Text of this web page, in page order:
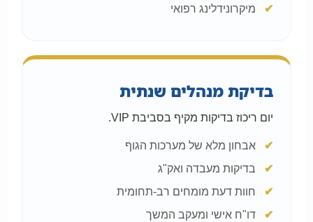
מיקרונידלינג רפואי
בדיקת מנהלים שנתית
יום ריכוז בדיקות מקיף בסביבת VIP.
אבחון מלא של מערכות הגוף
בדיקות מעבדה ואק"ג
חוות דעת מומחים רב-תחומית
דו"ח אישי ומעקב המשך